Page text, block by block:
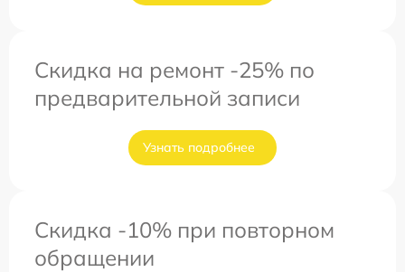
Скидка на ремонт -25% по
предварительной записи
Узнать подробнее
Скидка -10% при повторном
обращении